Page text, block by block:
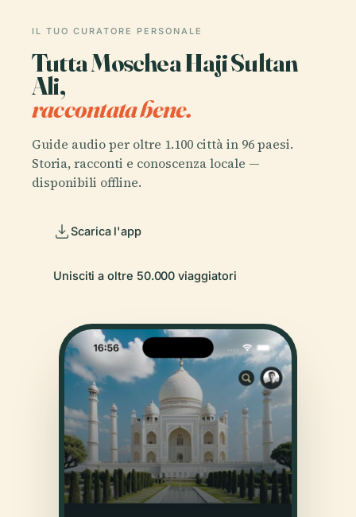
IL TUO CURATORE PERSONALE
Tutta Moschea Haji Sultan
Ali,
raccontata bene.
Guide audio per oltre 1.100 città in 96 paesi.
Storia, racconti e conoscenza locale —
disponibili offline.
Scarica l'app
Unisciti a oltre 50.000 viaggiatori